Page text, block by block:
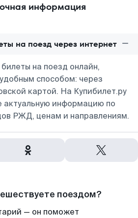
информация
на поезд через интернет
на поезд онлайн,
способом: через
картой. На Купибилет.ру
актуальную информацию по
РЖД, ценам и направлениям.
поездом?
— он поможет